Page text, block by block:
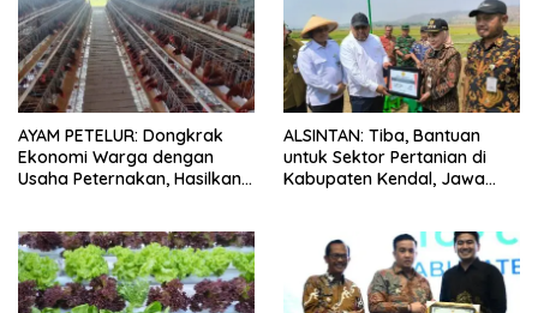
AYAM PETELUR: Dongkrak
Ekonomi Warga dengan
Usaha Peternakan, Hasilkan
ALSINTAN: Tiba, Bantuan
untuk Sektor Pertanian di
Kabupaten Kendal, Jawa